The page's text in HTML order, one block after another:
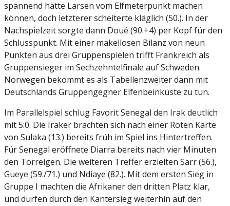
spannend hätte Larsen vom Elfmeterpunkt machen
können, doch letzterer scheiterte kläglich (50.). In der
Nachspielzeit sorgte dann Doué (90.+4) per Kopf für den
Schlusspunkt. Mit einer makellosen Bilanz von neun
Punkten aus drei Gruppenspielen trifft Frankreich als
Gruppensieger im Sechzehntelfinale auf Schweden.
Norwegen bekommt es als Tabellenzweiter dann mit
Deutschlands Gruppengegner Elfenbeinküste zu tun.
Im Parallelspiel schlug Favorit Senegal den Irak deutlich
mit 5:0. Die Iraker brachten sich nach einer Roten Karte
von Sulaka (13.) bereits früh im Spiel ins Hintertreffen.
Für Senegal eröffnete Diarra bereits nach vier Minuten
den Torreigen. Die weiteren Treffer erzielten Sarr (56.),
Gueye (59./71.) und Ndiaye (82.). Mit dem ersten Sieg in
Gruppe I machten die Afrikaner den dritten Platz klar,
und dürfen durch den Kantersieg weiterhin auf den